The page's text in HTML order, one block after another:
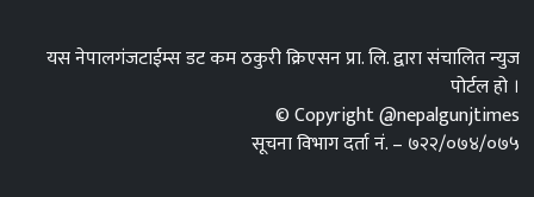
यस नेपालगंजटाईम्स डट कम ठकुरी क्रिएसन प्रा. लि. द्वारा संचालित न्युज
पोर्टल हो ।
© Copyright @nepalgunjtimes
सूचना विभाग दर्ता नं. – ७२२/०७४/०७५